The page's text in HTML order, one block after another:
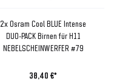
2x Osram Cool BLUE Intense
DUO-PACK Birnen für H11
NEBELSCHEINWERFER #79
38,40 €*